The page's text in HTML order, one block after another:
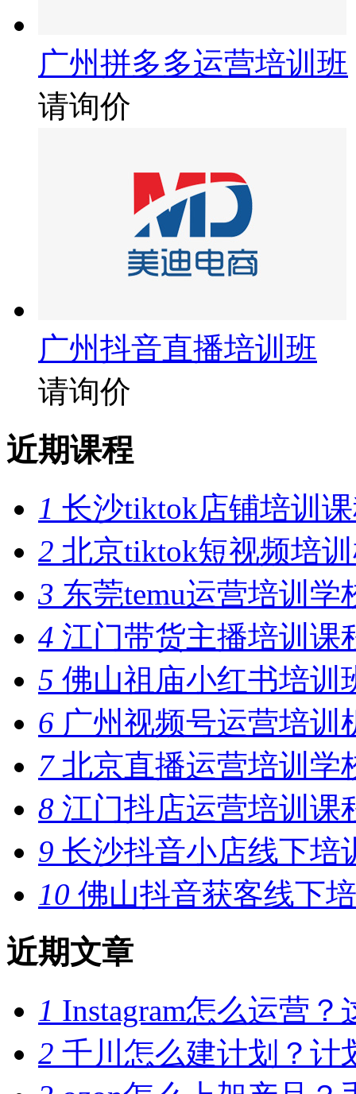
广州拼多多运营培训班
请询价
广州抖音直播培训班
请询价
近期课程
1 长沙tiktok店铺培训
2 北京tiktok短视频培
3 东莞temu运营培训学
4 江门带货主播培训课
5 佛山祖庙小红书培训
6 广州视频号运营培训
7北京直播运营培训学
8 江门抖店运营培训课
9 长沙抖音小店线下培
10 佛山抖音获客线下
近期文章
1 Instagram怎么运营
2 千川怎么建计划？计